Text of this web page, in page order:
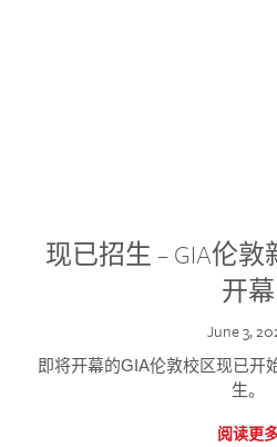
现已招生 – GIA伦
开幕
June 3,
即将开幕的GIA伦敦校区现已开
生。
阅读更